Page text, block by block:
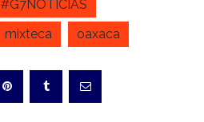
#G7NOTICIAS
mixteca oaxaca